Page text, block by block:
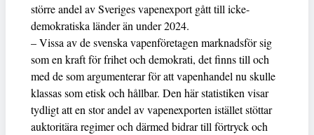
större andel av Sveriges vapenexport gått till icke-
demokratiska länder än under 2024.
– Vissa av de svenska vapenföretagen marknadsför sig
som en kraft för frihet och demokrati, det finns till och
med de som argumenterar för att vapenhandel nu skulle
klassas som etisk och hållbar. Den här statistiken visar
tydligt att en stor andel av vapenexporten istället stöttar
auktoritära regimer och därmed bidrar till förtryck och